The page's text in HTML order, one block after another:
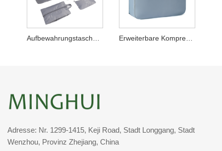
Adresse: Nr. 1299-1415, Keji Road, Stadt Longgang, Stadt
Wenzhou, Provinz Zhejiang, China